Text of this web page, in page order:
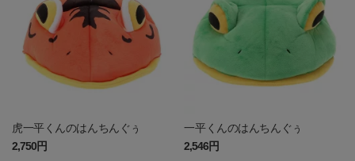
虎一平くんのはんちんぐぅ
2,750円
一平くんのはんちんぐぅ
2,546円